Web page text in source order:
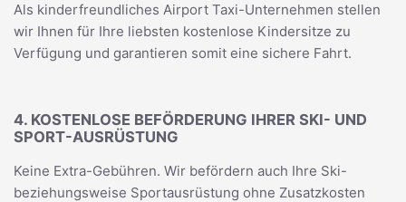
Als kinderfreundliches Airport Taxi-Unternehmen stellen
wir Ihnen für Ihre liebsten kostenlose Kindersitze zu
Verfügung und garantieren somit eine sichere Fahrt.
4. KOSTENLOSE BEFÖRDERUNG IHRER SKI- UND
SPORT-AUSRÜSTUNG
Keine Extra-Gebühren. Wir befördern auch Ihre Ski-
beziehungsweise Sportausrüstung ohne Zusatzkosten